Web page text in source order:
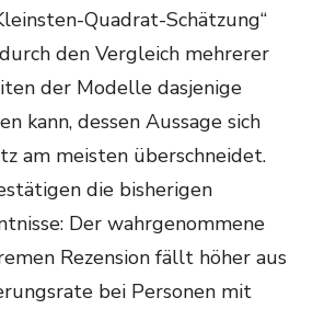
Quadrat-Schätzung“
den Vergleich mehrerer
der Modelle dasjenige
kann, dessen Aussage sich
am meisten überschneidet.
die bisherigen
Der wahrgenommene
Rezension fällt höher aus
bei Personen mit